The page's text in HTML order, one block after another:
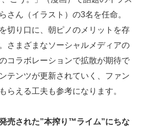
さん（イラスト）の3名を任命。
切り口に、朝ピノのメリットを存
さまざまなソーシャルメディアの
コラボレーションで拡散が期待で
テンツが更新されていく、ファン
らえる工夫も参考になります。
売された”本搾り™ライム”にちな